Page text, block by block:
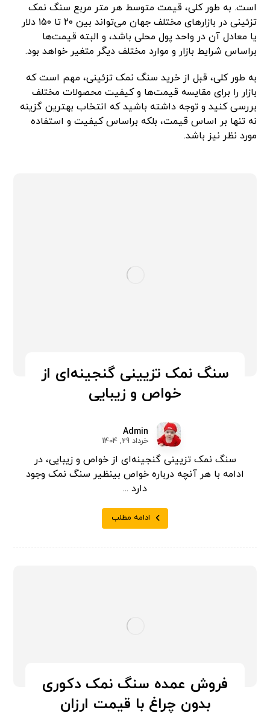
است. به طور کلی، قیمت متوسط هر متر مربع سنگ نمک
تزئینی در بازارهای مختلف جهان می‌تواند بین ۲۰ تا ۱۵۰ دلار
یا معادل آن در واحد پول محلی باشد، و البته قیمت‌ها
براساس شرایط بازار و موارد مختلف دیگر متغیر خواهد بود.
به طور کلی، قبل از خرید سنگ نمک تزئینی، مهم است که
بازار را برای مقایسه قیمت‌ها و کیفیت محصولات مختلف
بررسی کنید و توجه داشته باشید که انتخاب بهترین گزینه
نه تنها بر اساس قیمت، بلکه براساس کیفیت و استفاده
مورد نظر نیز باشد.
سنگ نمک تزیینی گنجینه‌ای از
خواص و زیبایی
Admin
خرداد 29, 1404
سنگ نمک تزیینی گنجینه‌ای از خواص و زیبایی، در
ادامه با هر آنچه درباره خواص بینظیر سنگ نمک وجود
دارد ...
ادامه مطلب
فروش عمده سنگ نمک دکوری
بدون چراغ با قیمت ارزان